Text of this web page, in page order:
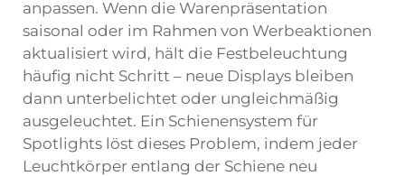
anpassen. Wenn die Warenpräsentation
saisonal oder im Rahmen von Werbeaktionen
aktualisiert wird, hält die Festbeleuchtung
häufig nicht Schritt – neue Displays bleiben
dann unterbelichtet oder ungleichmäßig
ausgeleuchtet. Ein Schienensystem für
Spotlights löst dieses Problem, indem jeder
Leuchtkörper entlang der Schiene neu